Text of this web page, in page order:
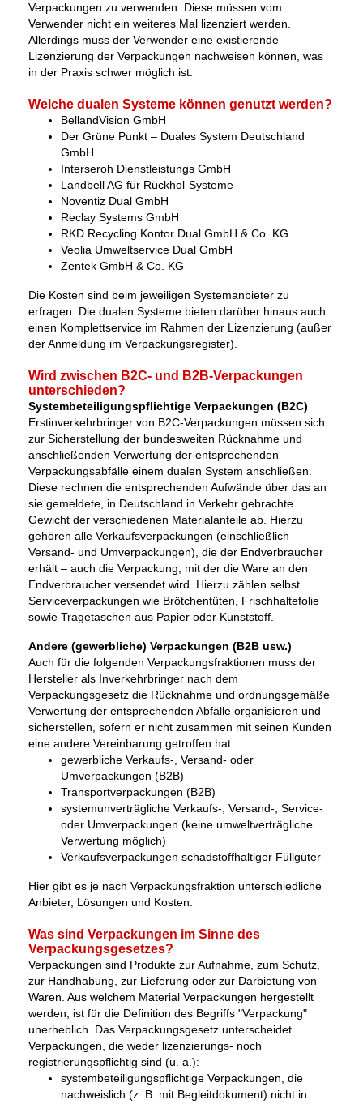
Verpackungen zu verwenden. Diese müssen vom
Verwender nicht ein weiteres Mal lizenziert werden.
Allerdings muss der Verwender eine existierende
Lizenzierung der Verpackungen nachweisen können, was
in der Praxis schwer möglich ist.
Welche dualen Systeme können genutzt werden?
BellandVision GmbH
Der Grüne Punkt – Duales System Deutschland
GmbH
Interseroh Dienstleistungs GmbH
Landbell AG für Rückhol-Systeme
Noventiz Dual GmbH
Reclay Systems GmbH
RKD Recycling Kontor Dual GmbH & Co. KG
Veolia Umweltservice Dual GmbH
Zentek GmbH & Co. KG
Die Kosten sind beim jeweiligen Systemanbieter zu
erfragen. Die dualen Systeme bieten darüber hinaus auch
einen Komplettservice im Rahmen der Lizenzierung (außer
der Anmeldung im Verpackungsregister).
Wird zwischen B2C- und B2B-Verpackungen
unterschieden?
Systembeteiligungspflichtige Verpackungen (B2C)
Erstinverkehrbringer von B2C-Verpackungen müssen sich
zur Sicherstellung der bundesweiten Rücknahme und
anschließenden Verwertung der entsprechenden
Verpackungsabfälle einem dualen System anschließen.
Diese rechnen die entsprechenden Aufwände über das an
sie gemeldete, in Deutschland in Verkehr gebrachte
Gewicht der verschiedenen Materialanteile ab. Hierzu
gehören alle Verkaufsverpackungen (einschließlich
Versand- und Umverpackungen), die der Endverbraucher
erhält – auch die Verpackung, mit der die Ware an den
Endverbraucher versendet wird. Hierzu zählen selbst
Serviceverpackungen wie Brötchentüten, Frischhaltefolie
sowie Tragetaschen aus Papier oder Kunststoff.
Andere (gewerbliche) Verpackungen (B2B usw.)
Auch für die folgenden Verpackungsfraktionen muss der
Hersteller als Inverkehrbringer nach dem
Verpackungsgesetz die Rücknahme und ordnungsgemäße
Verwertung der entsprechenden Abfälle organisieren und
sicherstellen, sofern er nicht zusammen mit seinen Kunden
eine andere Vereinbarung getroffen hat:
gewerbliche Verkaufs-, Versand- oder
Umverpackungen (B2B)
Transportverpackungen (B2B)
systemunverträgliche Verkaufs-, Versand-, Service-
oder Umverpackungen (keine umweltverträgliche
Verwertung möglich)
Verkaufsverpackungen schadstoffhaltiger Füllgüter
Hier gibt es je nach Verpackungsfraktion unterschiedliche
Anbieter, Lösungen und Kosten.
Was sind Verpackungen im Sinne des
Verpackungsgesetzes?
Verpackungen sind Produkte zur Aufnahme, zum Schutz,
zur Handhabung, zur Lieferung oder zur Darbietung von
Waren. Aus welchem Material Verpackungen hergestellt
werden, ist für die Definition des Begriffs "Verpackung"
unerheblich. Das Verpackungsgesetz unterscheidet
Verpackungen, die weder lizenzierungs- noch
registrierungspflichtig sind (u. a.):
systembeteiligungspflichtige Verpackungen, die
nachweislich (z. B. mit Begleitdokument) nicht in